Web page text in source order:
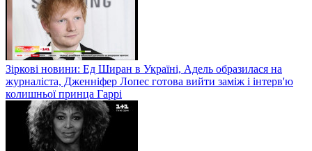
Зіркові новини: Ед Ширан в Україні, Адель образилася на
журналіста, Дженніфер Лопес готова вийти заміж і інтерв'ю
колишньої принца Гаррі